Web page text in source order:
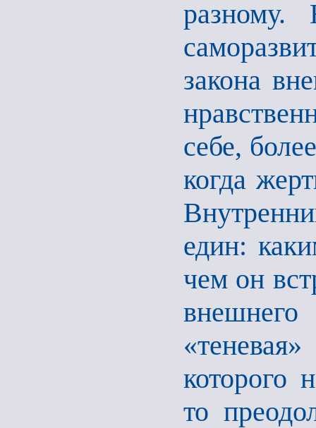
разному.
закона
себе,
когда
един:
чем он
которого
то